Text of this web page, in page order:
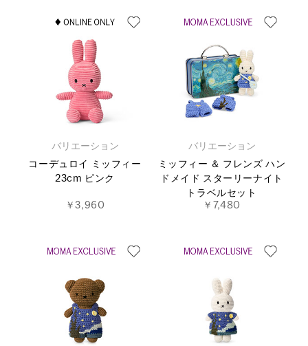
バリエーション
コーデュロイ ミッフィー
23cm ピンク
￥3,960
バリエーション
ミッフィー ＆ フレンズ ハン
ドメイド スターリーナイト
トラベルセット
￥7,480